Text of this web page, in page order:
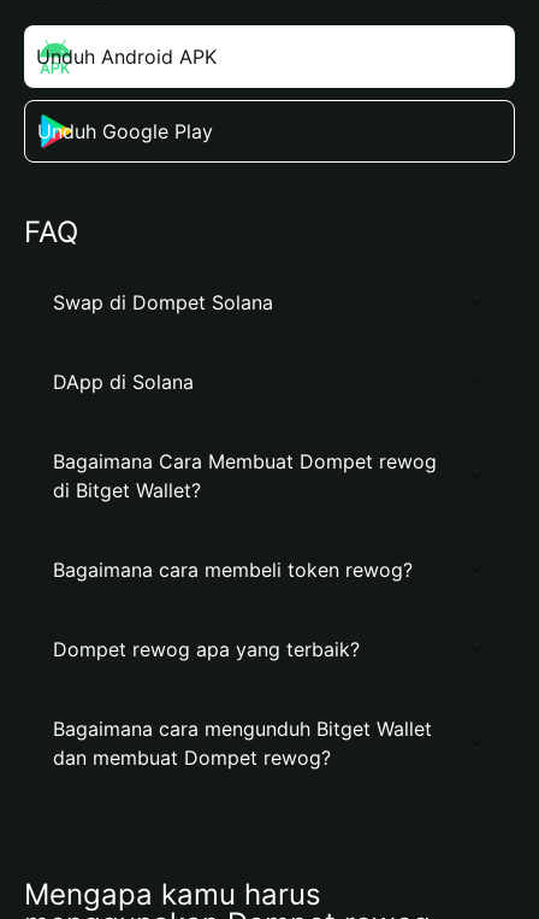
Unduh Android APK
Unduh Google Play
FAQ
Swap di Dompet Solana
DApp di Solana
Bagaimana Cara Membuat Dompet rewog
di Bitget Wallet?
Bagaimana cara membeli token rewog?
Dompet rewog apa yang terbaik?
Bagaimana cara mengunduh Bitget Wallet
dan membuat Dompet rewog?
Mengapa kamu harus